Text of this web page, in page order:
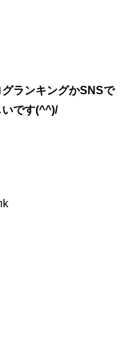
ランキングかSNSで
いです(^^)/